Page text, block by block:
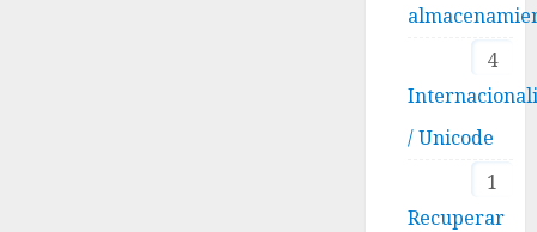
4
/ Unicode
1
Recuperar